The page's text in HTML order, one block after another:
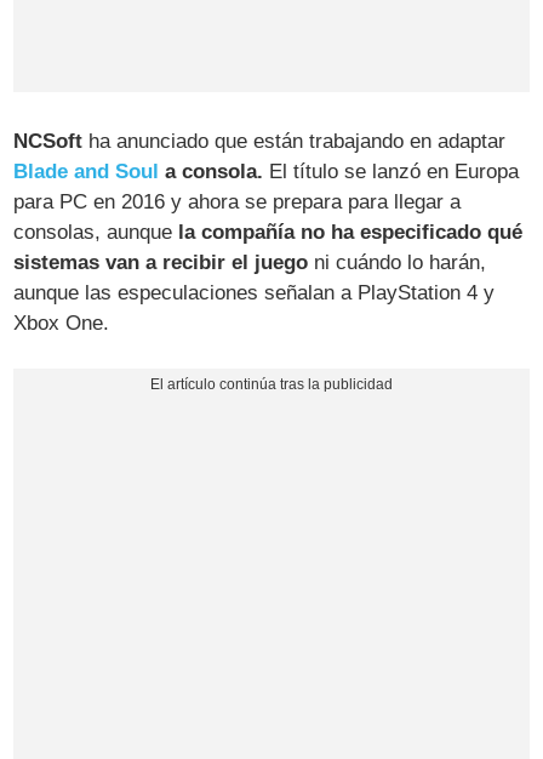
NCSoft ha anunciado que están trabajando en adaptar
Blade and Soul a consola. El título se lanzó en Europa
para PC en 2016 y ahora se prepara para llegar a
consolas, aunque la compañía no ha especificado qué
sistemas van a recibir el juego ni cuándo lo harán,
aunque las especulaciones señalan a PlayStation 4 y
Xbox One.